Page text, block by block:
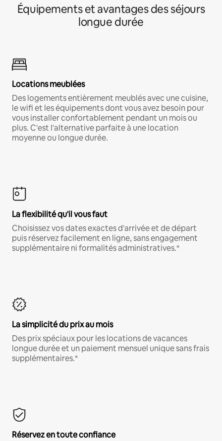
Équipements et avantages des séjours
longue durée
Locations meublées
Des logements entièrement meublés avec une cuisine,
le wifi et les équipements dont vous avez besoin pour
vous installer confortablement pendant un mois ou
plus. C'est l'alternative parfaite à une location
moyenne ou longue durée.
La flexibilité qu'il vous faut
Choisissez vos dates exactes d'arrivée et de départ
puis réservez facilement en ligne, sans engagement
supplémentaire ni formalités administratives.*
La simplicité du prix au mois
Des prix spéciaux pour les locations de vacances
longue durée et un paiement mensuel unique sans frais
supplémentaires.*
Réservez en toute confiance